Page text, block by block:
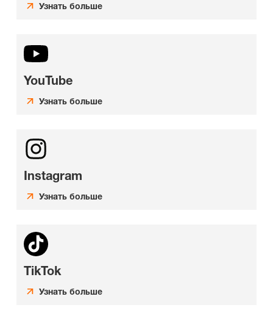
Узнать больше
YouTube
Узнать больше
Instagram
Узнать больше
TikTok
Узнать больше